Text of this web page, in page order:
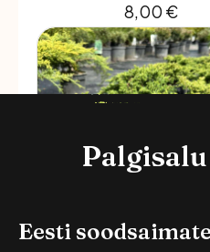
8,00 €
Eesti